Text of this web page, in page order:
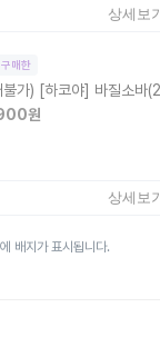
상세보
매한
불가) [하코야] 바질소바
원
상세보
배지가 표시됩니다.